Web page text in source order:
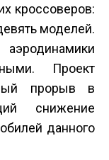
кроссоверов:
моделей.
Проект
прорыв в
снижение
данного